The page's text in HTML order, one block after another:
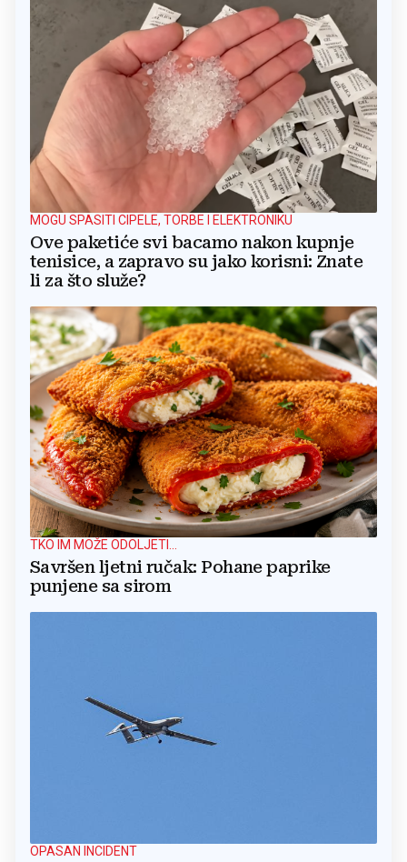
MOGU SPASITI CIPELE, TORBE I ELEKTRONIKU
Ove paketiće svi bacamo nakon kupnje
tenisice, a zapravo su jako korisni: Znate
li za što služe?
TKO IM MOŽE ODOLJETI...
Savršen ljetni ručak: Pohane paprike
punjene sa sirom
OPASAN INCIDENT